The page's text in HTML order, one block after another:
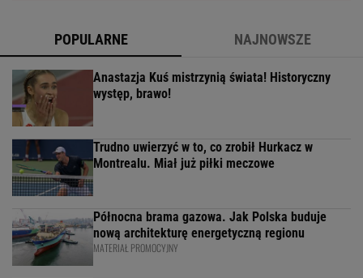
POPULARNE NAJNOWSZE
Anastazja Kuś mistrzynią świata! Historyczny
występ, brawo!
Trudno uwierzyć w to, co zrobił Hurkacz w
Montrealu. Miał już piłki meczowe
Północna brama gazowa. Jak Polska buduje
nową architekturę energetyczną regionu
MATERIAŁ PROMOCYJNY